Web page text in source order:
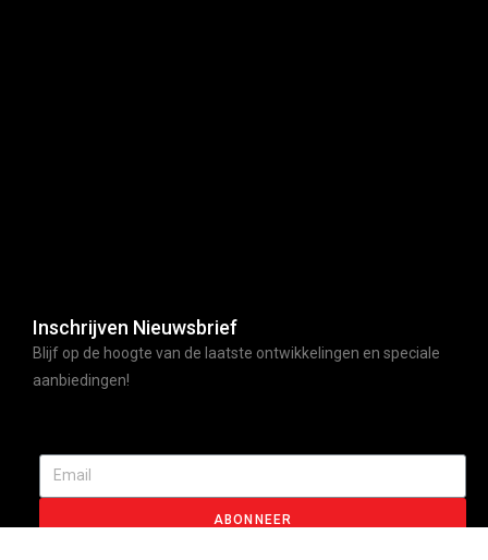
Inschrijven Nieuwsbrief
Blijf op de hoogte van de laatste ontwikkelingen en speciale
aanbiedingen!
ABONNEER